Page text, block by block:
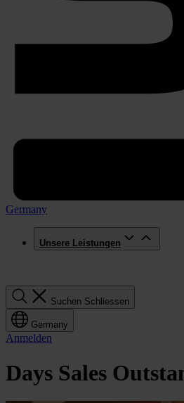
Germany
Unsere Leistungen
Suchen Schliessen
Germany
Anmelden
Days Sales